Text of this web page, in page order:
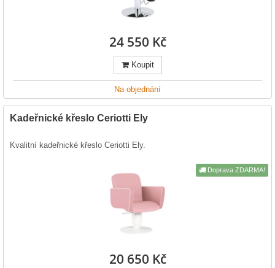
24 550 Kč
Koupit
Na objednání
Kadeřnické křeslo Ceriotti Ely
Kvalitní kadeřnické křeslo Ceriotti Ely.
20 650 Kč
Doprava ZDARMA!